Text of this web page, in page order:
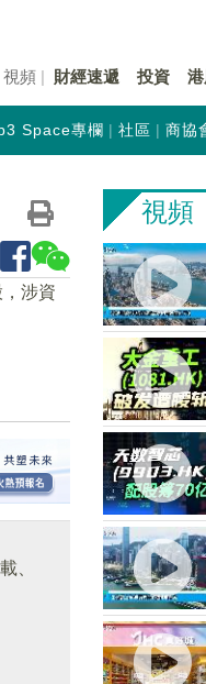
視頻 財經速遞 投資
Space專欄 社區 商協
涉資
、
視頻